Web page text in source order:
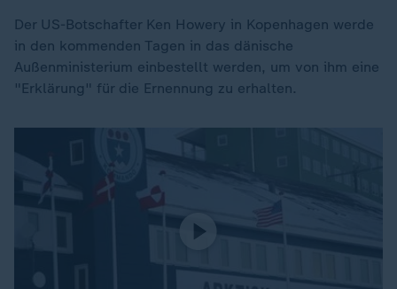
Der US-Botschafter Ken Howery in Kopenhagen werde
in den kommenden Tagen in das dänische
Außenministerium einbestellt werden, um von ihm eine
"Erklärung" für die Ernennung zu erhalten.